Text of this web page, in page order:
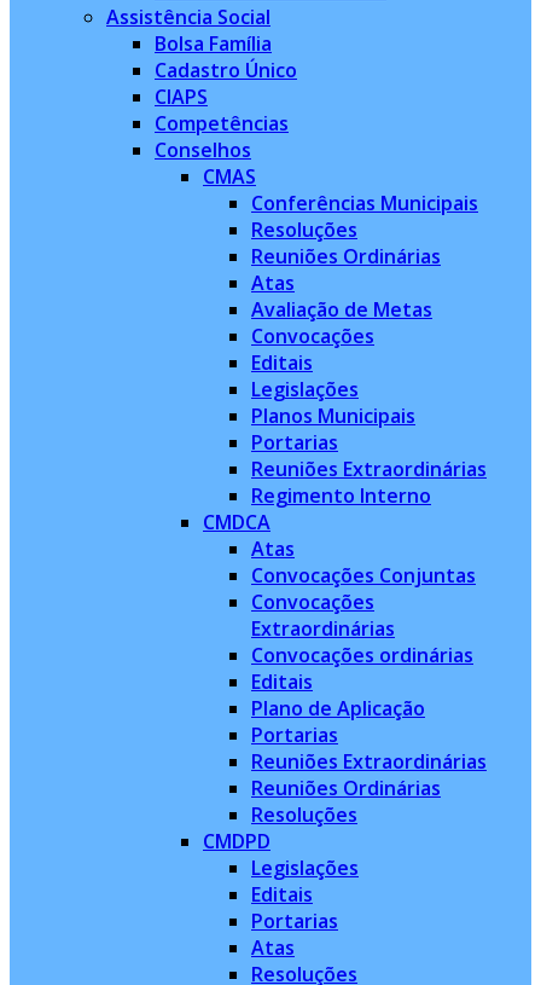
Assistência Social
Bolsa Família
Cadastro Único
CIAPS
Competências
Conselhos
CMAS
Conferências Municipais
Resoluções
Reuniões Ordinárias
Atas
Avaliação de Metas
Convocações
Editais
Legislações
Planos Municipais
Portarias
Reuniões Extraordinárias
Regimento Interno
CMDCA
Atas
Convocações Conjuntas
Convocações
Extraordinárias
Convocações ordinárias
Editais
Plano de Aplicação
Portarias
Reuniões Extraordinárias
Reuniões Ordinárias
Resoluções
CMDPD
Legislações
Editais
Portarias
Atas
Resoluções